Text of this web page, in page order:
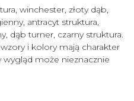
winchester, złoty dąb,
antracyt struktura,
dąb turner, czarny struktura.
i kolory mają charakter
może nieznacznie